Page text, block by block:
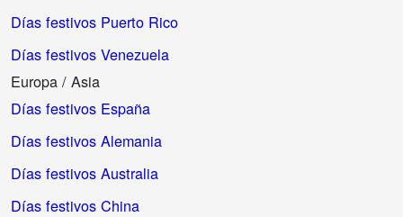
Días festivos Puerto Rico
Días festivos Venezuela
Europa / Asia
Días festivos España
Días festivos Alemania
Días festivos Australia
Días festivos China